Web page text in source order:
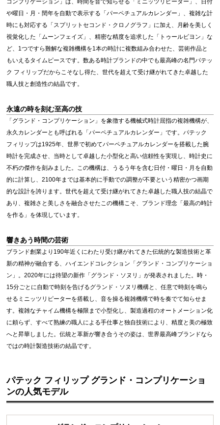
コンプリケーション」は、時間を音で知らせる「ミニッツリピーター」、日付
や曜日・月・閏年を自動で表示する「パーペチュアルカレンダー」、複雑な計
時にも対応する「スプリットセコンド・クロノグラフ」に加え、月齢を美しく
視覚化した「ムーンフェイズ」、精密な精度を追求した「トゥールビヨン」な
ど、1つですら難解な複雑機構を1本の時計に複数組み合わせた、芸術作品と
もいえるタイムピースです。数ある時計ブランドの中でも最高峰の名門パテッ
ク フィリップだからこそなし得た、世代を超えて受け継がれてきた卓越した
職人技と創造性の結晶です。
永遠の時を刻む至高の技
「グランド・コンプリケーション」を象徴する機械式時計屈指の複雑機構が、
永久カレンダーとも呼ばれる「パーペチュアルカレンダー」です。パテック
フィリップは1925年、世界で初めてパーペチュアルカレンダーを搭載した腕
時計を完成させ、当時として卓越した小型化と高い信頼性を実現し、時計史に
不朽の傑作を刻みました。この機構は、うるう年を含む日付・曜日・月を自動
的に計算し、2100年までは基本的に手動での調整が不要という精密かつ画期
的な設計を誇ります。世代を超えて受け継がれてきた卓越した職人技の結晶で
あり、複雑さと美しさを融合させたこの機構こそ、ブランド理念「最高の時計
を作る」を体現しています。
響きあう時間の芸術
ブランド創業より190年近くにわたり受け継がれてきた伝統的な製造技術と革
新の精神が融合する、ハイエンドコレクション「グランド・コンプリケーショ
ン」。2020年には待望の新作「グランド・ソヌリ」が発表されました。時・
15分ごとに自動で時刻を告げるグランド・ソヌリ機構と、任意で時刻を鳴ら
せるミニッツリピーターを搭載し、音を操る複雑機構で時を奏でて知らせま
す。複雑なチャイム機構を極限まで小型化し、製造過程のオートメーション化
に頼らず、すべて熟練の職人による手仕事と独自技術により、精度と美の極致
へと昇華しました。伝統と革新が響き合うその姿は、世界最高峰ブランドなら
ではの時計製造技術の結晶です。
パテック フィリップ グランド・コンプリケーショ
ンの人気モデル